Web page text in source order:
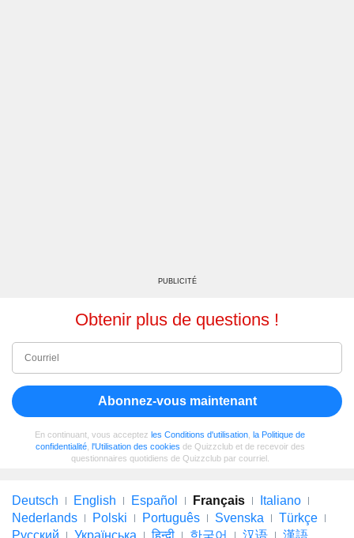
PUBLICITÉ
Obtenir plus de questions !
Abonnez-vous maintenant
En continuant, vous acceptez les Conditions d'utilisation la Politique de
confidentialité, l'Utilisation des cookies de Quizzclub et de recevoir des
questionnaires quotidiens de Quizzclub par courriel.
Deutsch English Español Français
Italiano
Nederlands
Polski Português Svenska
Türkçe
Русский
Українська हिन्दी 한국어 汉语 漢語